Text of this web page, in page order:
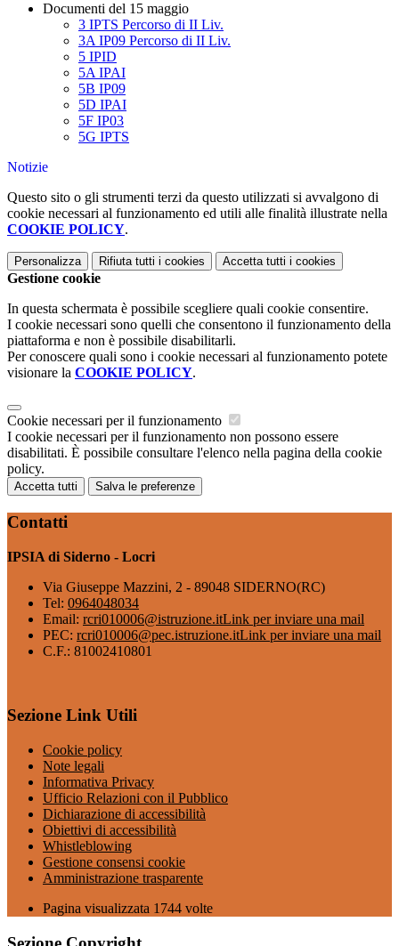
Documenti del 15 maggio
3 IPTS Percorso di II Liv.
3A IP09 Percorso di II Liv.
5 IPID
5A IPAI
5B IP09
5D IPAI
5F IP03
5G IPTS
Notizie
Questo sito o gli strumenti terzi da questo utilizzati si avvalgono di
cookie necessari al funzionamento ed utili alle finalità illustrate nella
COOKIE POLICY.
Personalizza Rifiuta tutti i cookies Accetta tutti i cookies
Gestione cookie
In questa schermata è possibile scegliere quali cookie consentire.
I cookie necessari sono quelli che consentono il funzionamento della
piattaforma e non è possibile disabilitarli.
Per conoscere quali sono i cookie necessari al funzionamento potete
visionare la COOKIE POLICY.
Cookie necessari per il funzionamento
I cookie necessari per il funzionamento non possono essere
disabilitati. È possibile consultare l'elenco nella pagina della cookie
policy.
Accetta tutti Salva le preferenze
Contatti
IPSIA di Siderno - Locri
Via Giuseppe Mazzini, 2 - 89048 SIDERNO(RC)
Tel: 0964048034
Email: rcri010006@istruzione.itLink per inviare una mail
PEC: rcri010006@pec.istruzione.itLink per inviare una mail
C.F.: 81002410801
Sezione Link Utili
Cookie policy
Note legali
Informativa Privacy
Ufficio Relazioni con il Pubblico
Dichiarazione di accessibilità
Obiettivi di accessibilità
Whistleblowing
Gestione consensi cookie
Amministrazione trasparente
Pagina visualizzata 1744 volte